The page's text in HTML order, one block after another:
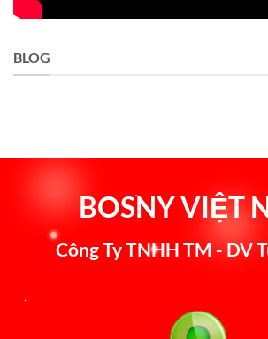
BLOG
BOSNY VIỆT
Công Ty TNHH TM - DV